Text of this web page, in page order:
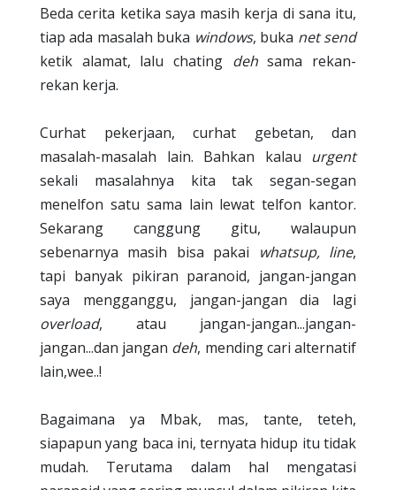
Beda cerita ketika saya masih kerja di sana itu,
tiap ada masalah buka windows, buka net send
ketik alamat, lalu chating dehsama rekan-
rekan kerja.
Curhat pekerjaan, curhat gebetan, dan
masalah-masalah lain. Bahkan kalau urgent
sekali masalahnya kita tak segan-segan
menelfon satu sama lain lewat telfon kantor.
Sekarang canggung gitu, walaupun
sebenarnya masih bisa pakai
whatsup, line,
tapi banyak pikiran paranoid, jangan-jangan
saya mengganggu, jangan-jangan dia lagi
overload, atau jangan-jangan...jangan-
jangan...dan jangan deh, mending cari alternatif
lain,wee..!
Bagaimana ya Mbak, mas, tante, teteh,
siapapun yang baca ini, ternyata hidup itu tidak
mudah. Terutama dalam hal mengatasi